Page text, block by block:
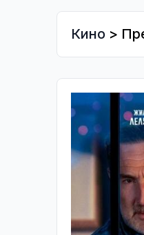
Кино >